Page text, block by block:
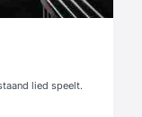
lied speelt.